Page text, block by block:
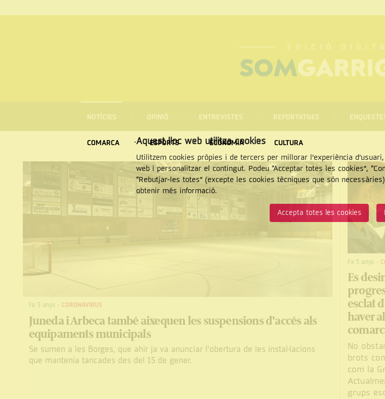
NOTÍCIES
COMARCA ESPORTS ECONOMIA CULTURA
OPINIÓ ENTREVISTES REPORTATGES
CERCAR
Fa 5 anys - CORONAVIRUS
Juneda i Arbeca també aixequen les suspensions d'accés als
equipaments municipals
Se sumen a les Borges, que ahir ja va anunciar l’obertura de les instal·lacions
que mantenia tancades des del 15 de gener.
Fa 5 anys -
Es
esclat
haver
No
brots
com la
grups
Aquest lloc web utilitza cookies
Utilitzem cookies pròpies i de tercers per millorar l’experiència
web i personalitzar el contingut. Podeu “Acceptar totes les cookies”,
“Rebutjar-les totes” (excepte les cookies tècniques que són
obtenir més informació.
Accepta totes les cookies